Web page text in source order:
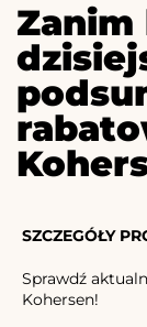
Zanim
SZCZEGÓŁY
Sprawdź
Kohersen!